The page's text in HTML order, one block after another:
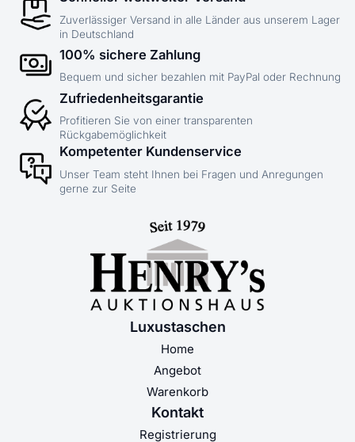
Zuverlässiger Versand in alle Länder aus unserem Lager
in Deutschland
100% sichere Zahlung
Bequem und sicher bezahlen mit PayPal oder Rechnung
Zufriedenheitsgarantie
Profitieren Sie von einer transparenten
Rückgabemöglichkeit
Kompetenter Kundenservice
Unser Team steht Ihnen bei Fragen und Anregungen
gerne zur Seite
Luxustaschen
Home
Angebot
Warenkorb
Kontakt
Registrierung